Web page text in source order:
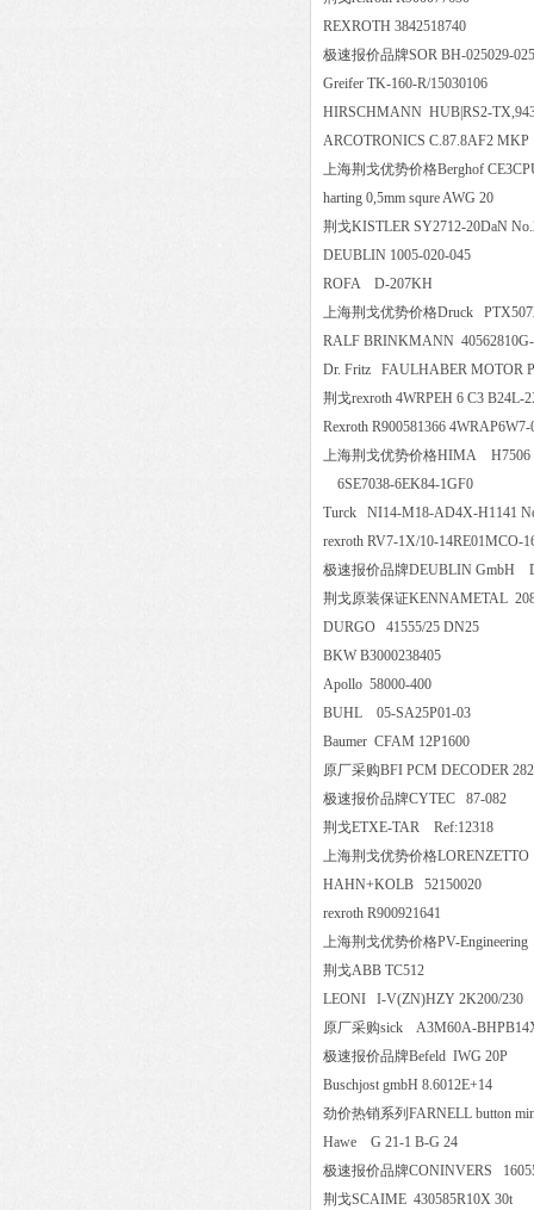
REXROTH 3842518740
极速报价品牌SOR BH-
Greifer TK-160-R/15030106
HIRSCHMANN HUB|RS2-
ARCOTRONICS C.87.8AF2
上海荆戈优势价格Berghof
harting 0,5mm squre AWG 20
荆戈KISTLER SY2712-20DaN
DEUBLIN 1005-020-045
ROFA D-207KH
上海荆戈优势价格Druck
RALF BRINKMANN
Dr. Fritz FAULHABER
荆戈rexroth 4WRPEH 6 C3
Rexroth R900581366
上海荆戈优势价格HIMA
6SE7038-6EK84-1GF0
Turck NI14-M18-AD4X-
rexroth RV7-1X/10-
极速报价品牌DEUBLIN GmbH
荆戈原装保证KENNAMETAL
DURGO 41555/25 DN25
BKW B3000238405
Apollo 58000-400
BUHL 05-SA25P01-03
Baumer CFAM 12P1600
原厂采购BFI PCM
极速报价品牌CYTEC 87-
荆戈ETXE-TAR Ref:12318
上海荆戈优势价格
HAHN+KOLB 52150020
rexroth R900921641
上海荆戈优势价格PV-
荆戈ABB TC512
LEONI I-V(ZN)HZY
原厂采购sick A3M60A-
极速报价品牌Befeld IWG
Buschjost gmbH 8.6012E+14
劲价热销系列FARNELL button
Hawe G 21-1 B-G 24
极速报价品牌CONINVERS
荆戈SCAIME 430585R10X